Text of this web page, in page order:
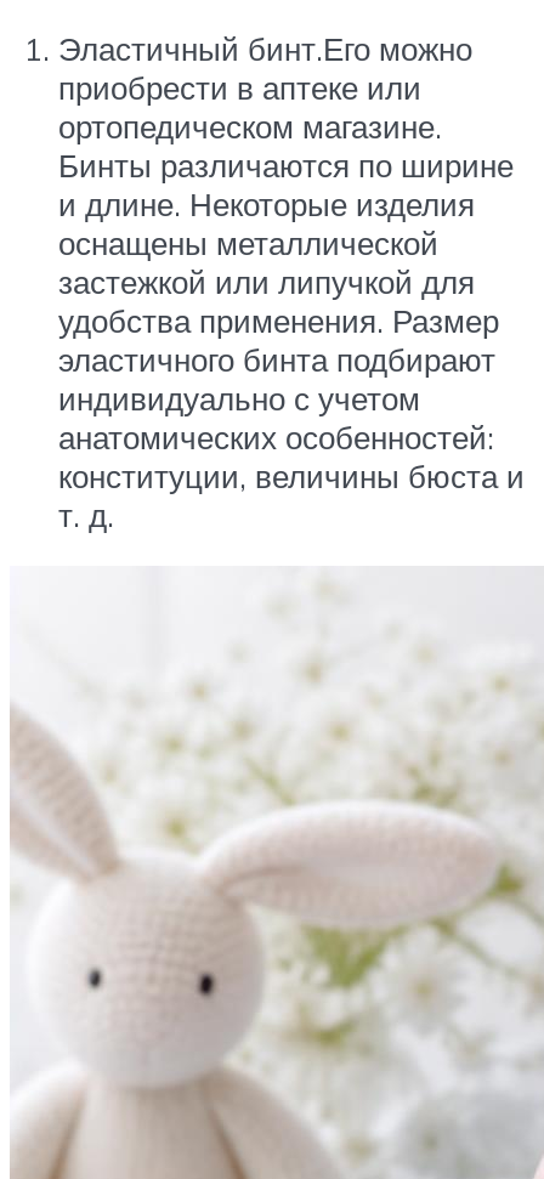
Эластичный бинт.Его можно
приобрести в аптеке или
ортопедическом магазине.
Бинты различаются по ширине
и длине. Некоторые изделия
оснащены металлической
застежкой или липучкой для
удобства применения. Размер
эластичного бинта подбирают
индивидуально с учетом
анатомических особенностей:
конституции, величины бюста и
т. д.